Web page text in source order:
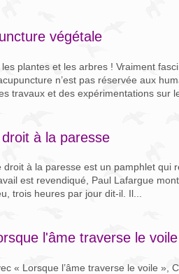
végétale
plantes et les arbres ! Vraiment
n’est pas réservée aux
travaux et des expérimentations sur
à la paresse
droit à la paresse est un pamphlet qui
est revendiqué, Paul Lafargue
trois heures par jour dit-il. Il...
l'âme traverse le voile
« Lorsque l’âme traverse le voile »,